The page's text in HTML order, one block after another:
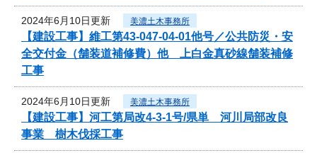
2024年6月10日更新 美濃土木事務所
【建設工事】維工第43-047-04-01他号／公共防災・安
全交付金（舗装道補修費）他 上白金真砂線舗装補修
工事
2024年6月10日更新 美濃土木事務所
【建設工事】河工第局改4-3-1号/県単 河川局部改良
事業 樹木伐採工事